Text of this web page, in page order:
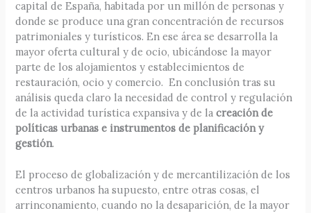
capital de España, habitada por un millón de personas y
donde se produce una gran concentración de recursos
patrimoniales y turísticos. En ese área se desarrolla la
mayor oferta cultural y de ocio, ubicándose la mayor
parte de los alojamientos y establecimientos de
restauración, ocio y comercio. En conclusión tras su
análisis queda claro la necesidad de control y regulación
de la actividad turística expansiva y de lacreación de
políticas urbanas e instrumentos de planificación y
gestión.
El proceso de globalización y de mercantilización de los
centros urbanos ha supuesto, entre otras cosas, el
arrinconamiento, cuando no la desaparición, de la mayor